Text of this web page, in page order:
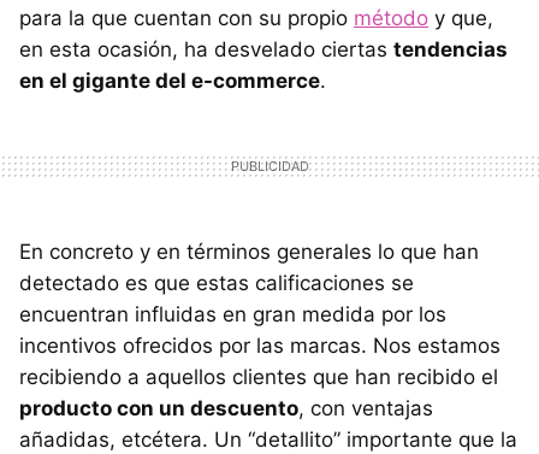
para la que cuentan con su propio método y que,
en esta ocasión, ha desvelado ciertas tendencias
en el gigante del e-commerce.
En concreto y en términos generales lo que han
detectado es que estas calificaciones se
encuentran influidas en gran medida por los
incentivos ofrecidos por las marcas. Nos estamos
recibiendo a aquellos clientes que han recibido el
producto con un descuento, con ventajas
añadidas, etcétera. Un “detallito” importante que la